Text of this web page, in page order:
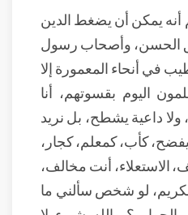
أنه يمكن أن يضغط الدين
الحسن، وأصحاب رسول
في أنحاء المعمورة إلا
اليوم بقسوتهم، أنا
ولا داعية يشطح، بل نريد
يفضح، كأب، كمعلم، كجار،
الاستعلاء، أنت مخالف،
لو شخص سألني ما